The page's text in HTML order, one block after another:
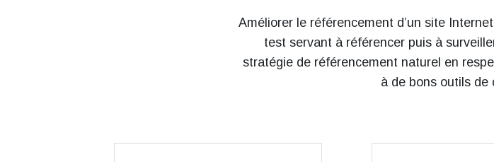
Améliorer le référencement d’un site
test servant à référencer puis à
stratégie de référencement naturel en
à de bons outils de